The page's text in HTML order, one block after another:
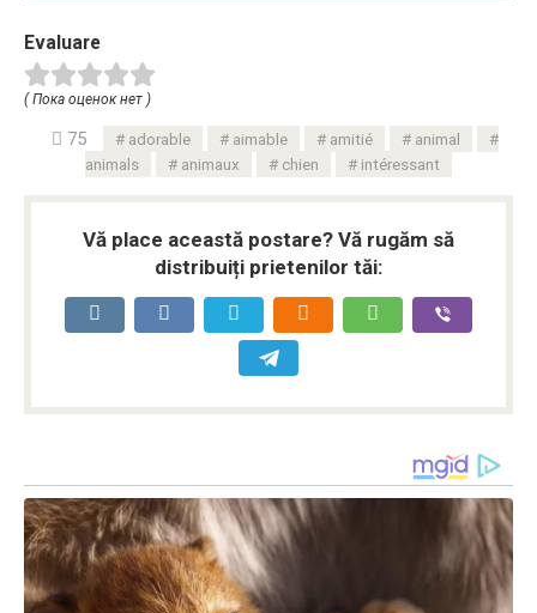
Evaluare
( Пока оценок нет )
75 adorable aimable amitié
animal
animals
animaux chien intéressant
Vă place această postare? Vă rugăm să
distribuiți prietenilor tăi: